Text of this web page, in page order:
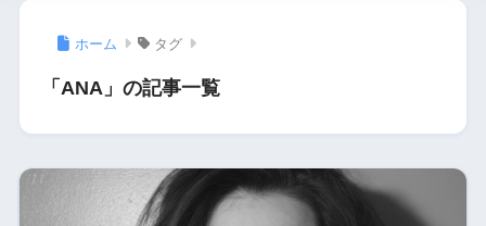
ホーム タグ
「ANA」の記事一覧